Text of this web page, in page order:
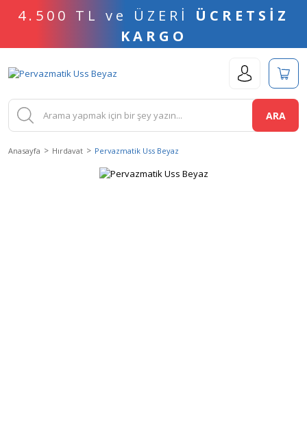
4.500 TL ve ÜZERİ ÜCRETSİZ
KARGO
ARA
Anasayfa Hırdavat Pervazmatik Uss Beyaz